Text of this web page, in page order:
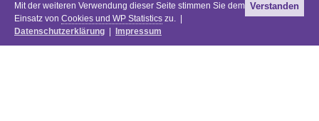
Mit der weiteren Verwendung dieser Seite stimmen Sie dem
Einsatz von Cookies und WP Statistics zu. |
Datenschutzerklärung
Impressum
Verstanden